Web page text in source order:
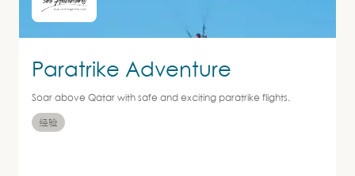
Paratrike Adventure
Soar above Qatar with safe and exciting paratrike flights.
经验